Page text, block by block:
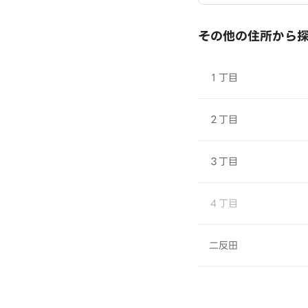
その他の住所から
１丁目
２丁目
３丁目
４丁目
二反田